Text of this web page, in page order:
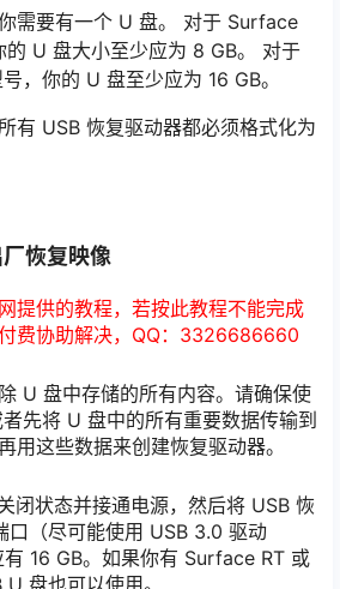
需要有一个 U 盘。 对于 Surface
U 盘大小至少应为 8 GB。 对于
，你的 U 盘至少应为 16 GB。
有 USB 恢复驱动器都必须格式化为
恢复映像
提供的教程，若按此教程不能完成
费协助解决，QQ：3326686660
U 盘中存储的所有内容。请确保使
先将 U 盘中的所有重要数据传输到
用这些数据来创建恢复驱动器。
闭状态并接通电源，然后将 USB 恢
口（尽可能使用 USB 3.0 驱动
16 GB。如果你有 Surface RT 或